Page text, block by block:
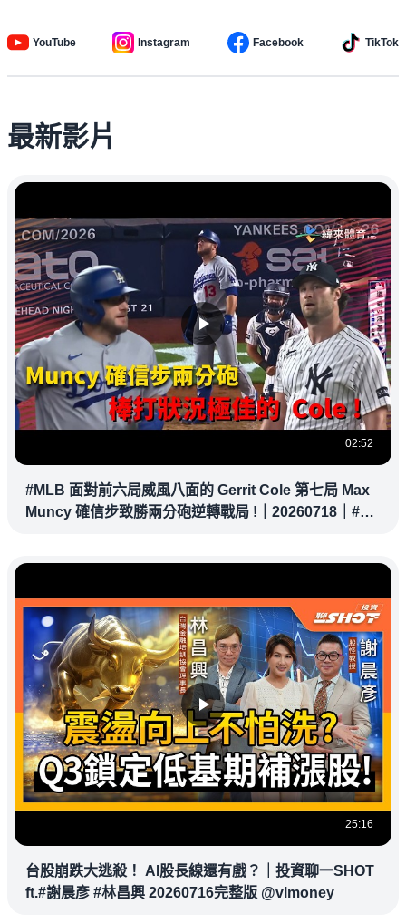
YouTube Instagram Facebook TikTok
最新影片
02:52
#MLB 面對前六局威風八面的 Gerrit Cole 第七局 Max
Muncy 確信步致勝兩分砲逆轉戰局 !｜20260718｜#洛
25:16
台股崩跌大逃殺！ AI股長線還有戲？｜投資聊一SHOT
ft.#謝晨彥 #林昌興 20260716完整版 @vlmoney